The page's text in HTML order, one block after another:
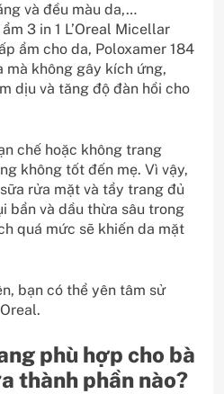
và đều màu da,…
3 in 1 L’Oreal Micellar
ẩm cho da, Poloxamer 184
mà không gây kích ứng,
dịu và tăng độ đàn hồi cho
chế hoặc không trang
không tốt đến mẹ. Vì vậy,
rửa mặt và tẩy trang đủ
bẩn và dầu thừa sâu trong
quá mức sẽ khiến da mặt
bạn có thể yên tâm sử
phù hợp cho bà
thành phần nào?